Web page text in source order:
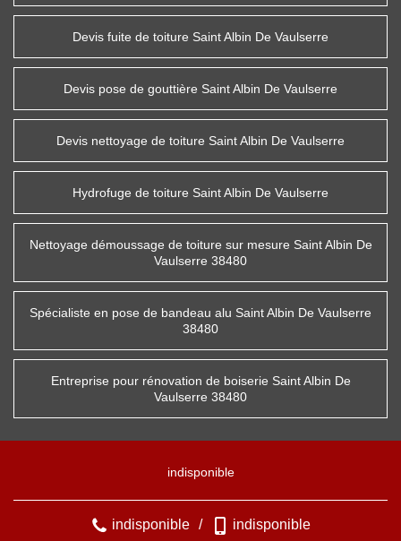
Devis fuite de toiture Saint Albin De Vaulserre
Devis pose de gouttière Saint Albin De Vaulserre
Devis nettoyage de toiture Saint Albin De Vaulserre
Hydrofuge de toiture Saint Albin De Vaulserre
Nettoyage démoussage de toiture sur mesure Saint Albin De
Vaulserre 38480
Spécialiste en pose de bandeau alu Saint Albin De Vaulserre
38480
Entreprise pour rénovation de boiserie Saint Albin De
Vaulserre 38480
indisponible
indisponible / indisponible